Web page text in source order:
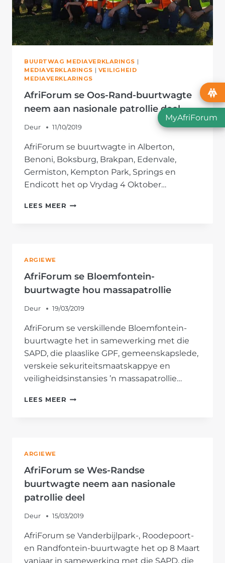
BUURTWAG MEDIAVERKLARINGS |
MEDIAVERKLARINGS | VEILIGHEID
MEDIAVERKLARINGS
AfriForum se Oos-Rand-buurtwagte
neem aan nasionale patrollie deel
Deur 11/10/2019
AfriForum se buurtwagte in Alberton,
Benoni, Boksburg, Brakpan, Edenvale,
Germiston, Kempton Park, Springs en
Endicott het op Vrydag 4 Oktober…
LEES MEER AFRIFORUM
NASIONALE
DEEL
ARGIEWE
AfriForum se Bloemfontein-
buurtwagte hou massapatrollie
Deur 19/03/2019
AfriForum se verskillende Bloemfontein-
buurtwagte het in samewerking met die
SAPD, die plaaslike GPF, gemeenskapslede,
verskeie sekuriteitsmaatskappye en
veiligheidsinstansies ’n massapatrollie…
LEES MEER AFRIFORUM
ARGIEWE
AfriForum se Wes-Randse
buurtwagte neem aan nasionale
patrollie deel
Deur 15/03/2019
AfriForum se Vanderbijlpark-, Roodepoort-
en Randfontein-buurtwagte het op 8 Maart
vanjaar in samewerking met die SAPD, die
MyAfriForum